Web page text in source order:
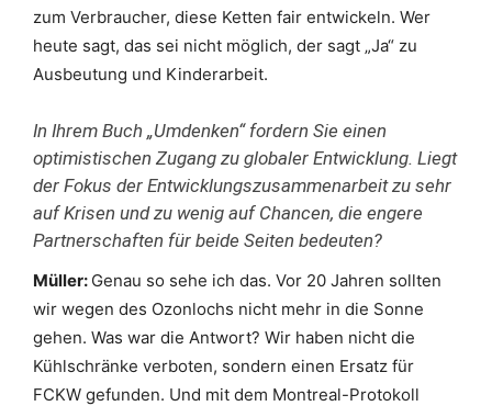
zum Verbraucher, diese Ketten fair entwickeln. Wer
heute sagt, das sei nicht möglich, der sagt „Ja“ zu
Ausbeutung und Kinderarbeit.
In Ihrem Buch „Umdenken“ fordern Sie einen
optimistischen Zugang zu globaler Entwicklung. Liegt
der Fokus der Entwicklungszusammenarbeit zu sehr
auf Krisen und zu wenig auf Chancen, die engere
Partnerschaften für beide Seiten bedeuten?
Müller: Genau so sehe ich das. Vor 20 Jahren sollten
wir wegen des Ozonlochs nicht mehr in die Sonne
gehen. Was war die Antwort? Wir haben nicht die
Kühlschränke verboten, sondern einen Ersatz für
FCKW gefunden. Und mit dem Montreal-Protokoll